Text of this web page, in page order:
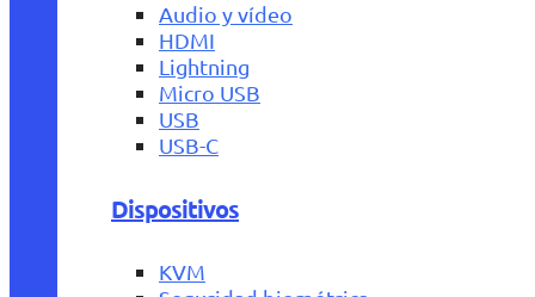
Audio y vídeo
HDMI
Lightning
Micro USB
USB
USB-C
Dispositivos
KVM